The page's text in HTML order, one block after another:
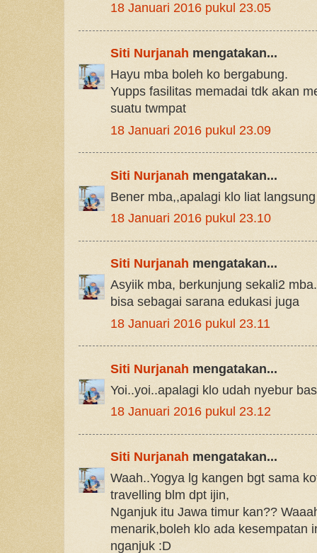
18 Januari 2016 pukul 23.05
Siti Nurjanah mengatakan...
Hayu mba boleh ko bergabung.
Yupps fasilitas memadai tdk akan
suatu twmpat
18 Januari 2016 pukul 23.09
Siti Nurjanah mengatakan...
Bener mba,,apalagi klo liat langsung
18 Januari 2016 pukul 23.10
Siti Nurjanah mengatakan...
Asyiik mba, berkunjung sekali2
bisa sebagai sarana edukasi juga
18 Januari 2016 pukul 23.11
Siti Nurjanah mengatakan...
Yoi..yoi..apalagi klo udah nyebur
18 Januari 2016 pukul 23.12
Siti Nurjanah mengatakan...
Waah..Yogya lg kangen bgt sama
travelling blm dpt ijin,
Nganjuk itu Jawa timur kan??
menarik,boleh klo ada kesempatan
nganjuk :D